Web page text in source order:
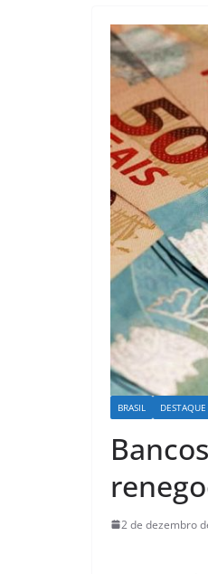
BRASIL DESTAQUE
2 de dezembro